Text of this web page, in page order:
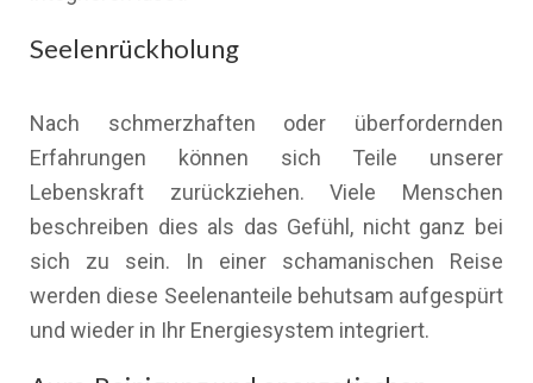
Seelenrückholung
Nach schmerzhaften oder überfordernden
Erfahrungen können sich Teile unserer
Lebenskraft zurückziehen. Viele Menschen
beschreiben dies als das Gefühl, nicht ganz bei
sich zu sein. In einer schamanischen Reise
werden diese Seelenanteile behutsam aufgespürt
und wieder in Ihr Energiesystem integriert.